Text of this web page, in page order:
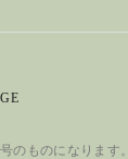
のものになります。